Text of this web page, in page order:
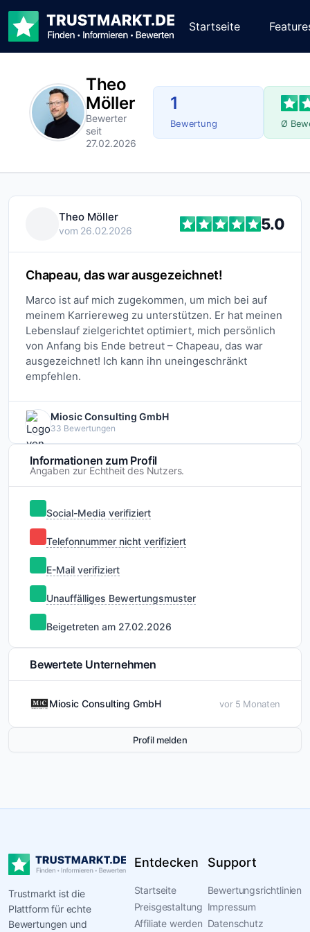
Startseite
Theo
Möller
Bewerter
seit
27.02.2026
1
Bewertung Ø
Theo Möller
vom 26.02.2026 5.0
Chapeau, das war ausgezeichnet!
Marco ist auf mich zugekommen, um mich bei auf
meinem Karriereweg zu unterstützen. Er hat meinen
Lebenslauf zielgerichtet optimiert, mich persönlich
von Anfang bis Ende betreut – Chapeau, das war
ausgezeichnet! Ich kann ihn uneingeschränkt
empfehlen.
Miosic Consulting GmbH
33 Bewertungen
Informationen zum Profil
Angaben zur Echtheit des Nutzers.
Social-Media verifiziert
Telefonnummer nicht verifiziert
E-Mail verifiziert
Unauffälliges Bewertungsmuster
Beigetreten am 27.02.2026
Bewertete Unternehmen
Miosic Consulting GmbH vor 5 Monaten
Profil melden
Trustmarkt ist die
Plattform für echte
Bewertungen und
Entdecken
Startseite
Preisgestaltung
Affiliate werden
Support
Bewertungsrichtlinien
Impressum
Datenschutz